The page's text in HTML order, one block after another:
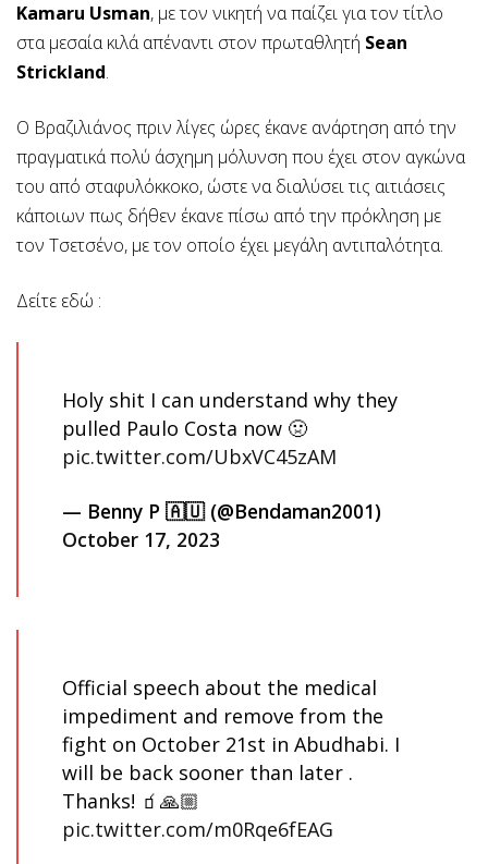
Kamaru Usman, με τον νικητή να παίζει για τον τίτλο
στα μεσαία κιλά απέναντι στον πρωταθλητή Sean
Strickland.
O Βραζιλιάνος πριν λίγες ώρες έκανε ανάρτηση από την
πραγματικά πολύ άσχημη μόλυνση που έχει στον αγκώνα
του από σταφυλόκκοκο, ώστε να διαλύσει τις αιτιάσεις
κάποιων πως δήθεν έκανε πίσω από την πρόκληση με
τον Τσετσένο, με τον οποίο έχει μεγάλη αντιπαλότητα.
Δείτε εδώ :
Holy shit I can understand why they
pulled Paulo Costa now 🤢
pic.twitter.com/UbxVC45zAM
— Benny P 🇦🇺 (@Bendaman2001)
October 17, 2023
Official speech about the medical
impediment and remove from the
fight on October 21st in Abudhabi. I
will be back sooner than later .
Thanks! 🧃🙏🏼
pic.twitter.com/m0Rqe6fEAG